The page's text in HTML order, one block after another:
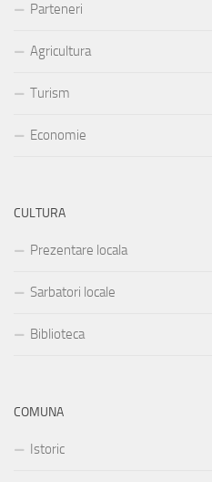
Parteneri
Agricultura
Turism
Economie
CULTURA
Prezentare locala
Sarbatori locale
Biblioteca
COMUNA
Istoric